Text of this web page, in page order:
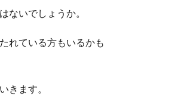
ないでしょうか。
れている方もいるかも
きます。